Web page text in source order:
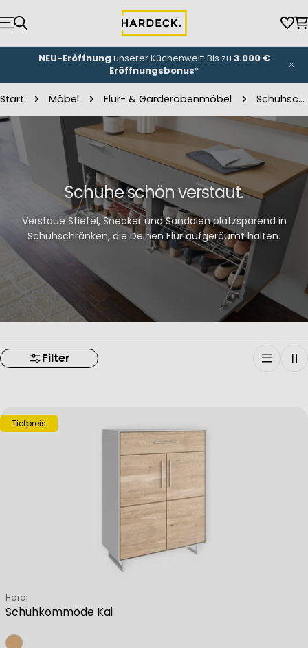
Inhalt
springen
NEU-Eröffnung unserer Küchenwelt: Bis zu 3.000 €
Eröffnungsbonus*
Start Möbel Flur- & Garderobenmöbel Schuhschränke
Schuhe schön verstaut.
Verstaue Stiefel, Sneaker und Sandalen platzsparend in
Schuhschränken, die Deinen Flur aufgeräumt halten.
Filter
Tiefpreis
Schuhkommode Kai
Verkäufer:
Hardi